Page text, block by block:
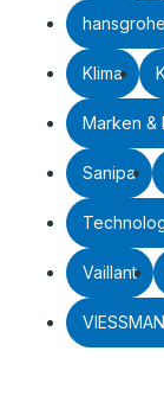
Klima
Marken &
Sanipa
Vaillant